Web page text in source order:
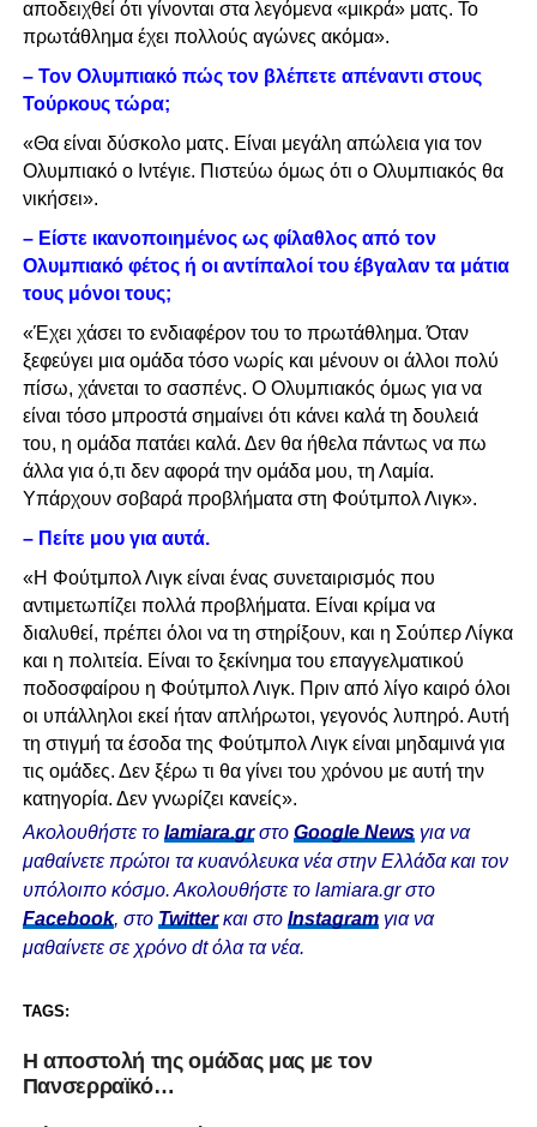
αποδειχθεί ότι γίνονται στα λεγόμενα «μικρά» ματς. Το
πρωτάθλημα έχει πολλούς αγώνες ακόμα».
– Τον Ολυμπιακό πώς τον βλέπετε απέναντι στους
Τούρκους τώρα;
«Θα είναι δύσκολο ματς. Είναι μεγάλη απώλεια για τον
Ολυμπιακό ο Ιντέγιε. Πιστεύω όμως ότι ο Ολυμπιακός θα
νικήσει».
– Είστε ικανοποιημένος ως φίλαθλος από τον
Ολυμπιακό φέτος ή οι αντίπαλοί του έβγαλαν τα μάτια
τους μόνοι τους;
«Έχει χάσει το ενδιαφέρον του το πρωτάθλημα. Όταν
ξεφεύγει μια ομάδα τόσο νωρίς και μένουν οι άλλοι πολύ
πίσω, χάνεται το σασπένς. Ο Ολυμπιακός όμως για να
είναι τόσο μπροστά σημαίνει ότι κάνει καλά τη δουλειά
του, η ομάδα πατάει καλά. Δεν θα ήθελα πάντως να πω
άλλα για ό,τι δεν αφορά την ομάδα μου, τη Λαμία.
Υπάρχουν σοβαρά προβλήματα στη Φούτμπολ Λιγκ».
– Πείτε μου για αυτά.
«Η Φούτμπολ Λιγκ είναι ένας συνεταιρισμός που
αντιμετωπίζει πολλά προβλήματα. Είναι κρίμα να
διαλυθεί, πρέπει όλοι να τη στηρίξουν, και η Σούπερ Λίγκα
και η πολιτεία. Είναι το ξεκίνημα του επαγγελματικού
ποδοσφαίρου η Φούτμπολ Λιγκ. Πριν από λίγο καιρό όλοι
οι υπάλληλοι εκεί ήταν απλήρωτοι, γεγονός λυπηρό. Αυτή
τη στιγμή τα έσοδα της Φούτμπολ Λιγκ είναι μηδαμινά για
τις ομάδες. Δεν ξέρω τι θα γίνει του χρόνου με αυτή την
κατηγορία. Δεν γνωρίζει κανείς».
Ακολουθήστε το lamiara.grστο Google Newsγια να
μαθαίνετε πρώτοι τα κυανόλευκα νέα στην Ελλάδα και τον
υπόλοιπο κόσμο. Ακολουθήστε το lamiara.gr στο
Facebook, στο Twitterκαι στο Instagram για να
μαθαίνετε σε χρόνο dt όλα τα νέα.
TAGS:
Η αποστολή της ομάδας μας με τον
Πανσερραϊκό…